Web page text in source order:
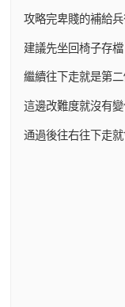
攻略完卑賤的補給
建議先坐回椅子存檔
繼續往下走就是第
這邊改難度就沒有
通過後往右往下走